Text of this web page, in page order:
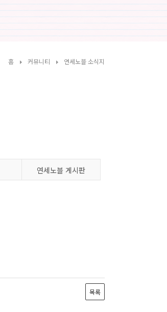
홈 커뮤니티 연세노블 소식지
연세노블 게시판
목록